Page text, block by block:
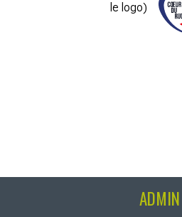
le logo)
ADMIN